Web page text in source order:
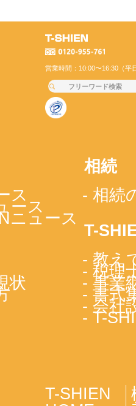
営業時間：10:00〜16:30（平
ス
ース
ニュース
状
相続
- 相続
T-
- 教え
- 税理
- 事業
- 書式
- 会社
- T-
T-SHIEN